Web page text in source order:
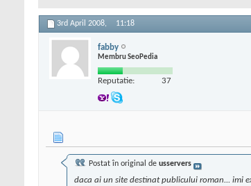
3rd April 2008, 11:18
fabby
Membru SeoPedia
Reputatie: 37
Postat în original de usservers
daca ai un site destinat publicului roman... imi